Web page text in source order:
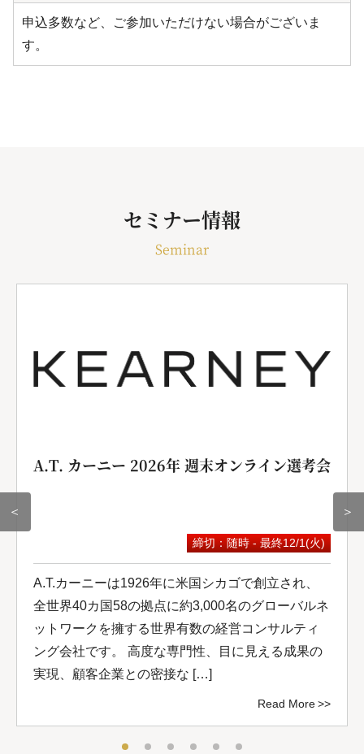
申込多数など、ご参加いただけない場合がございま
す。
セミナー情報
Seminar
＜
A.T. カーニー 2026年 週末オンライン選考会
締切：随時 - 最終12/1(火)
A.T.カーニーは1926年に米国シカゴで創立され、
全世界40カ国58の拠点に約3,000名のグローバルネ
ットワークを擁する世界有数の経営コンサルティ
ング会社です。 高度な専門性、目に見える成果の
実現、顧客企業との密接な […]
Read More
＞